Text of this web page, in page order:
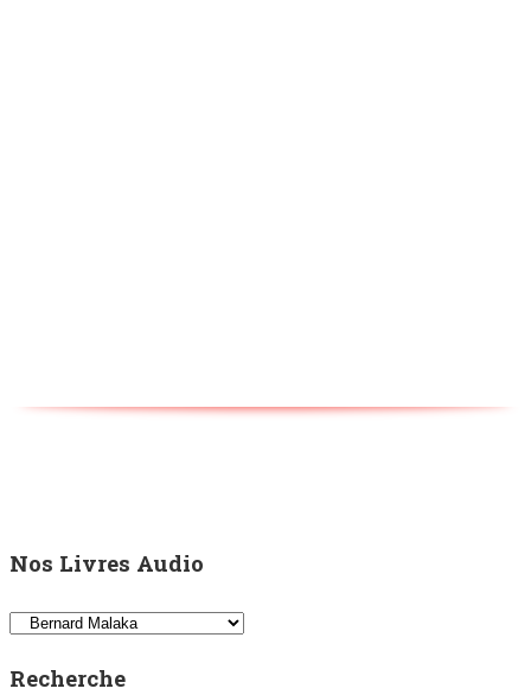
Nos Livres Audio
Recherche